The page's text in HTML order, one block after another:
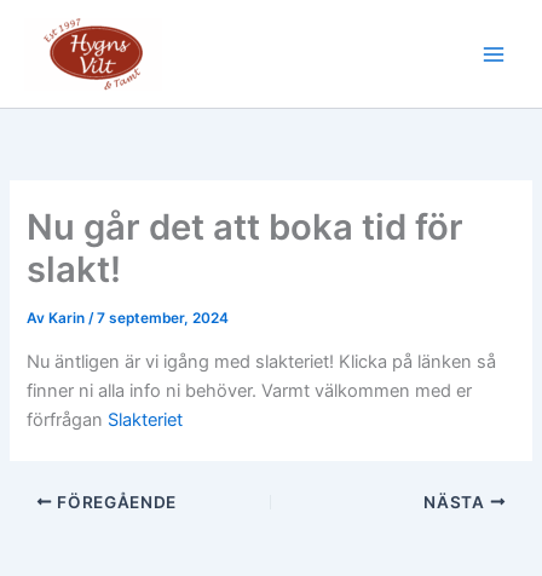
innehåll
Nu går det att boka tid för
slakt!
Av Karin/7 september, 2024
Nu äntligen är vi igång med slakteriet! Klicka på länken så
finner ni alla info ni behöver. Varmt välkommen med er
förfrågan Slakteriet
FÖREGÅENDE NÄSTA